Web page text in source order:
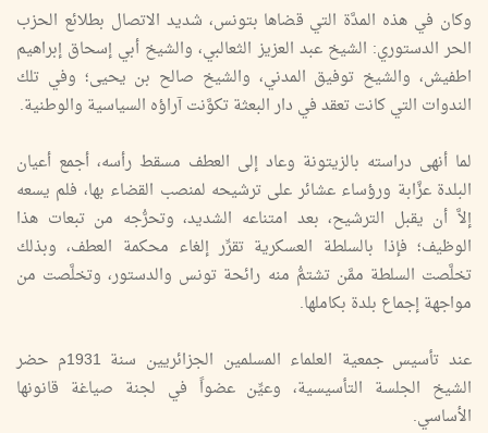
وكان في هذه المدَّة التي قضاها بتونس، شديد الاتصال بطلائع الحزب
الحر الدستوري: الشيخ عبد العزيز الثعالبي، والشيخ أبي إسحاق إبراهيم
اطفيش، والشيخ توفيق المدني، والشيخ صالح بن يحيى؛ وفي تلك
الندوات التي كانت تعقد في دار البعثة تكوَّنت آراؤه السياسية والوطنية.
لما أنهى دراسته بالزيتونة وعاد إلى العطف مسقط رأسه، أجمع أعيان
البلدة عزَّابة ورؤساء عشائر على ترشيحه لمنصب القضاء بها، فلم يسعه
إلاَّ أن يقبل الترشيح، بعد امتناعه الشديد، وتحرُّجه من تبعات هذا
الوظيف؛ فإذا بالسلطة العسكرية تقرِّر إلغاء محكمة العطف، وبذلك
تخلَّصت السلطة ممَّن تشتمُّ منه رائحة تونس والدستور، وتخلَّصت من
مواجهة إجماع بلدة بكاملها.
عند تأسيس جمعية العلماء المسلمين الجزائريين سنة 1931م حضر
الشيخ الجلسة التأسيسية، وعيِّن عضواً في لجنة صياغة قانونها
الأساسي.